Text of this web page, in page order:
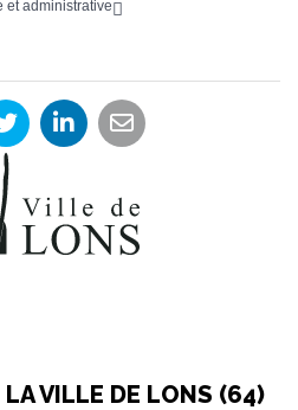
et administrative
sur Facebook
Partager sur Twitter
Partager sur LinkedIn
Partager par
LA VILLE DE LONS (64)